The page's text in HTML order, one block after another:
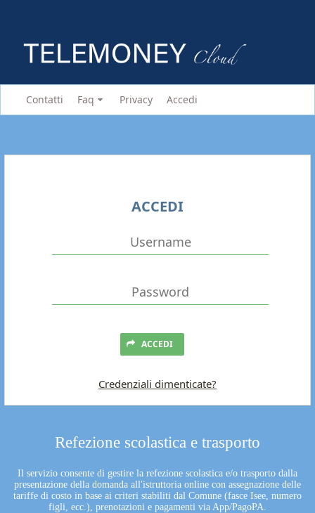
Contatti Faq Privacy Accedi
Refezione scolastica e trasporto
Il servizio consente di gestire la refezione scolastica e/o trasporto dalla
presentazione della domanda all'istruttoria online con assegnazione delle
tariffe di costo in base ai criteri stabiliti dal Comune (fasce Isee, numero
figli, ecc.), prenotazioni e pagamenti via App/PagoPA.
ACCEDI
ACCEDI
Credenziali dimenticate?